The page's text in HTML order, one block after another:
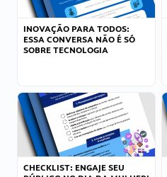
INOVAÇÃO PARA TODOS:
ESSA CONVERSA NÃO É SÓ
SOBRE TECNOLOGIA
CHECKLIST: ENGAJE SEU